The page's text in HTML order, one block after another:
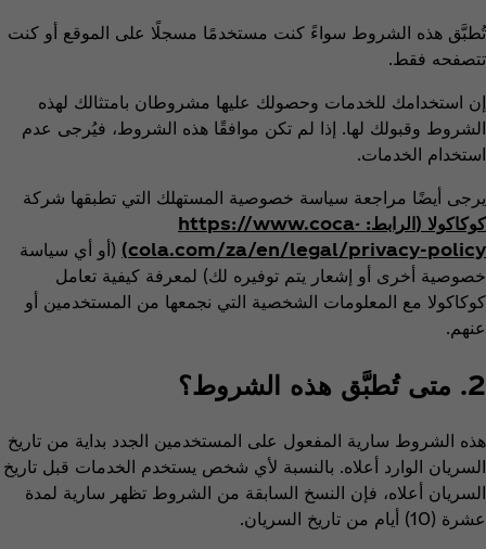
تُطبَّق هذه الشروط سواءً كنت مستخدمًا مسجلًا على الموقع أو كنت
تتصفحه فقط.
إن استخدامك للخدمات وحصولك عليها مشروطان بامتثالك لهذه
الشروط وقبولك لها. إذا لم تكن موافقًا هذه الشروط، فيُرجى عدم
استخدام الخدمات.
يرجى أيضًا مراجعة سياسة خصوصية المستهلك التي تطبقها شركة
كوكاكولا (
الرابط: https://www.coca-
cola.com/za/en/legal/privacy-policy
) (أو أي سياسة
خصوصية أخرى أو إشعار يتم توفيره لك) لمعرفة كيفية تعامل
كوكاكولا مع المعلومات الشخصية التي نجمعها من المستخدمين أو
عنهم.
2. متى تُطبَّق هذه الشروط؟
هذه الشروط سارية المفعول على المستخدمين الجدد بداية من تاريخ
السريان الوارد أعلاه. بالنسبة لأي شخص يستخدم الخدمات قبل تاريخ
السريان أعلاه، فإن النسخ السابقة من الشروط تظهر سارية لمدة
عشرة (10) أيام من تاريخ السريان.